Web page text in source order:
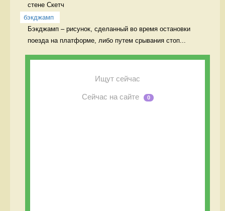
стене Скетч
бэкджамп
Бэкджамп – рисунок, сделанный во время остановки
поезда на платформе, либо путем срывания стоп...
Ищут сейчас
Сейчас на сайте 0